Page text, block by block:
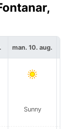
man. 10. aug.
Sunny